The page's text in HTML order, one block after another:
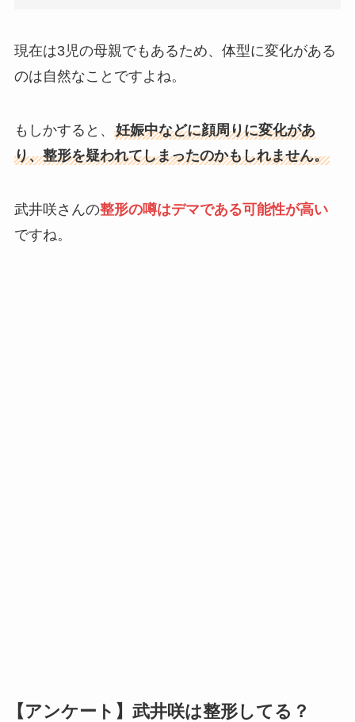
現在は3児の母親でもあるため、体型に変化がある
のは自然なことですよね。
もしかすると、 妊娠中などに顔周りに変化があ
り、整形を疑われてしまったのかもしれません。
武井咲さんの整形の噂はデマである可能性が高い
ですね。
【アンケート】武井咲は整形してる？